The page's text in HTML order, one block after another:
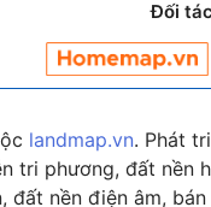
Đối
landmap.vn. Phát
tri phương, đất
đất nền điện âm,